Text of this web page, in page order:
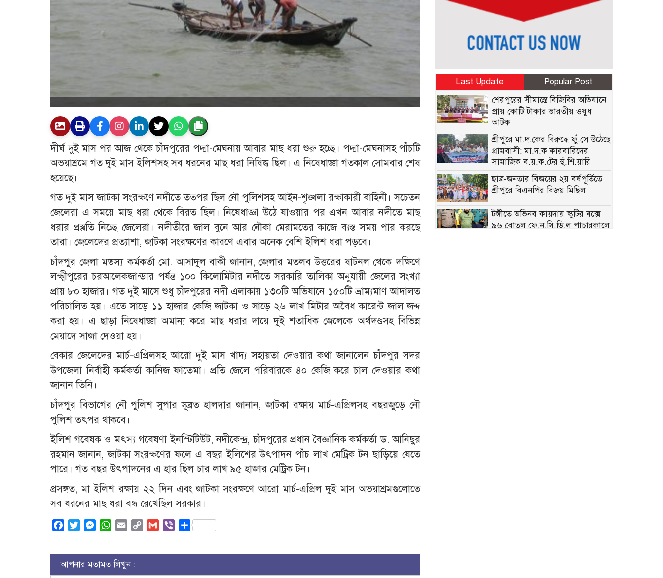
দীর্ঘ দুই মাস পর আজ থেকে চাঁদপুরের পদ্মা-মেঘনায় আবার মাছ ধরা শুরু হচ্ছে। পদ্মা-মেঘনাসহ পাঁচটি
অভয়াশ্রমে গত দুই মাস ইলিশসহ সব ধরনের মাছ ধরা নিষিদ্ধ ছিল। এ নিষেধাজ্ঞা গতকাল সোমবার শেষ
হয়েছে।
গত দুই মাস জাটকা সংরক্ষণে নদীতে তত্পর ছিল নৌ পুলিশসহ আইন-শৃঙ্খলা রক্ষাকারী বাহিনী। সচেতন
জেলেরা এ সময়ে মাছ ধরা থেকে বিরত ছিল। নিষেধাজ্ঞা উঠে যাওয়ার পর এখন আবার নদীতে মাছ
ধরার প্রস্তুতি নিচ্ছে জেলেরা। নদীতীরে জাল বুনে আর নৌকা মেরামতের কাজে ব্যস্ত সময় পার করছে
তারা। জেলেদের প্রত্যাশা, জাটকা সংরক্ষণের কারণে এবার অনেক বেশি ইলিশ ধরা পড়বে।
চাঁদপুর জেলা মত্স্য কর্মকর্তা মো. আসাদুল বাকী জানান, জেলার মতলব উত্তরের ষাটনল থেকে দক্ষিণে
লক্ষ্মীপুরের চরআলেকজান্ডার পর্যন্ত ১০০ কিলোমিটার নদীতে সরকারি তালিকা অনুযায়ী জেলের সংখ্যা
প্রায় ৮০ হাজার। গত দুই মাসে শুধু চাঁদপুরের নদী এলাকায় ১৩০টি অভিযানে ১৫০টি ভ্রাম্যমাণ আদালত
পরিচালিত হয়। এতে সাড়ে ১১ হাজার কেজি জাটকা ও সাড়ে ২৬ লাখ মিটার অবৈধ কারেন্ট জাল জব্দ
করা হয়। এ ছাড়া নিষেধাজ্ঞা অমান্য করে মাছ ধরার দায়ে দুই শতাধিক জেলেকে অর্থদণ্ডসহ বিভিন্ন
মেয়াদে সাজা দেওয়া হয়।
বেকার জেলেদের মার্চ-এপ্রিলসহ আরো দুই মাস খাদ্য সহায়তা দেওয়ার কথা জানালেন চাঁদপুর সদর
উপজেলা নির্বাহী কর্মকর্তা কানিজ ফাতেমা। প্রতি জেলে পরিবারকে ৪০ কেজি করে চাল দেওয়ার কথা
জানান তিনি।
চাঁদপুর বিভাগের নৌ পুলিশ সুপার সুব্রত হালদার জানান, জাটকা রক্ষায় মার্চ-এপ্রিলসহ বছরজুড়ে নৌ
পুলিশ তৎপর থাকবে।
ইলিশ গবেষক ও মৎস্য গবেষণা ইনস্টিটিউট, নদীকেন্দ্র, চাঁদপুরের প্রধান বৈজ্ঞানিক কর্মকর্তা ড. আনিছুর
রহমান জানান, জাটকা সংরক্ষণের ফলে এ বছর ইলিশের উৎপাদন পাঁচ লাখ মেট্রিক টন ছাড়িয়ে যেতে
পারে। গত বছর উৎপাদনের এ হার ছিল চার লাখ ৯৫ হাজার মেট্রিক টন।
প্রসঙ্গত, মা ইলিশ রক্ষায় ২২ দিন এবং জাটকা সংরক্ষণে আরো মার্চ-এপ্রিল দুই মাস অভয়াশ্রমগুলোতে
সব ধরনের মাছ ধরা বন্ধ রেখেছিল সরকার।
FacebookTwitterMessenger
WhatsApp
Email
Copy
Gmail ViberShare
আপনার মতামত লিখুন :
Last Update
Popular Post
শেরপুরের সীমান্তে বিজিবির অভিযানে
প্রায় কোটি টাকার ভারতীয় ওষুধ
আটক
শ্রীপুরে মা.দ.কের বিরুদ্ধে ফুঁ.সে উঠেছে
গ্রামবাসী: মা.দ.ক কারবারিদের
সামাজিক ব.য়.ক.টের হুঁ.শি.য়ারি
ছাত্র-জনতার বিজয়ের ২য় বর্ষপূর্তিতে
শ্রীপুরে বিএনপির বিজয় মিছিল
টঙ্গীতে অভিনব কায়দায় স্কুটির বক্সে
৯৬ বোতল ফে.ন.সি.ডি.ল পাচারকালে